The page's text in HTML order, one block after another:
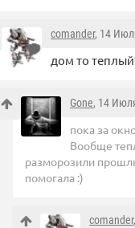
comander, 14
дом то
Gone, 14
пока за
Вообще
разморозили
помогала :)
comander